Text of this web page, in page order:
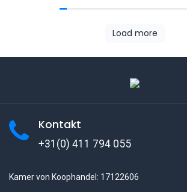
Load more
Kontakt
+31(0) 411 794 055
Kamer von Koophandel: 17122606